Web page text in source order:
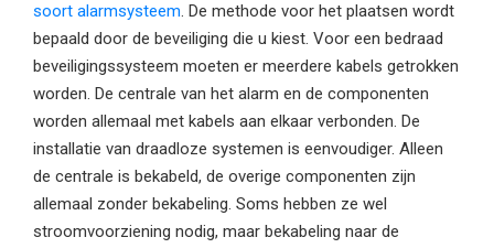
soort alarmsysteem. De methode voor het plaatsen wordt
bepaald door de beveiliging die u kiest. Voor een bedraad
beveiligingssysteem moeten er meerdere kabels getrokken
worden. De centrale van het alarm en de componenten
worden allemaal met kabels aan elkaar verbonden. De
installatie van draadloze systemen is eenvoudiger. Alleen
de centrale is bekabeld, de overige componenten zijn
allemaal zonder bekabeling. Soms hebben ze wel
stroomvoorziening nodig, maar bekabeling naar de